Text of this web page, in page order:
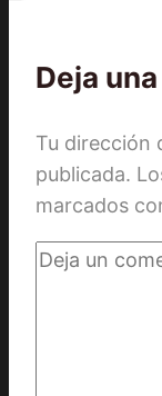
Deja
Tu dirección
publicada.
marcados